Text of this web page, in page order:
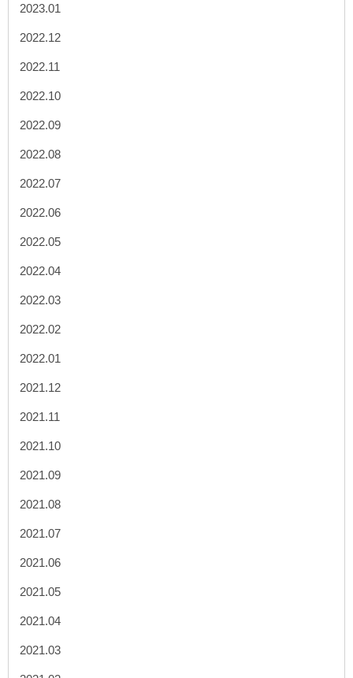
2023.01
2022.12
2022.11
2022.10
2022.09
2022.08
2022.07
2022.06
2022.05
2022.04
2022.03
2022.02
2022.01
2021.12
2021.11
2021.10
2021.09
2021.08
2021.07
2021.06
2021.05
2021.04
2021.03